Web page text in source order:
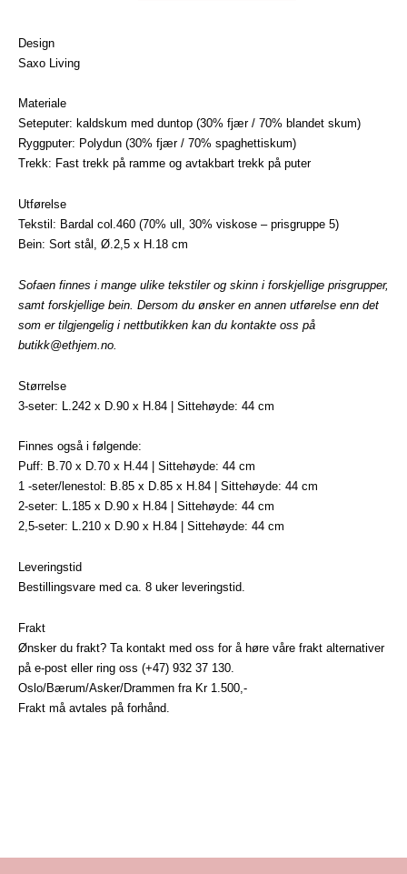
Design
Saxo Living
Materiale
Seteputer: kaldskum med duntop (30% fjær / 70% blandet skum)
Ryggputer: Polydun (30% fjær / 70% spaghettiskum)
Trekk: Fast trekk på ramme og avtakbart trekk på puter
Utførelse
Tekstil: Bardal col.460 (70% ull, 30% viskose – prisgruppe 5)
Bein: Sort stål, Ø.2,5 x H.18 cm
Sofaen finnes i mange ulike tekstiler og skinn i forskjellige prisgrupper,
samt forskjellige bein. Dersom du ønsker en annen utførelse enn det
som er tilgjengelig i nettbutikken kan du kontakte oss på
butikk@ethjem.no
Størrelse
3-seter: L.242 x D.90 x H.84 | Sittehøyde: 44 cm
Finnes også i følgende:
Puff: B.70 x D.70 x H.44 | Sittehøyde: 44 cm
1 -seter/lenestol: B.85 x D.85 x H.84 | Sittehøyde: 44 cm
2-seter: L.185 x D.90 x H.84 | Sittehøyde: 44 cm
2,5-seter: L.210 x D.90 x H.84 | Sittehøyde: 44 cm
Leveringstid
Bestillingsvare med ca. 8 uker leveringstid.
Frakt
Ønsker du frakt? Ta kontakt med oss for å høre våre frakt alternativer
på e-post eller ring oss (+47) 932 37 130.
Oslo/Bærum/Asker/Drammen fra Kr 1.500,-
Frakt må avtales på forhånd.